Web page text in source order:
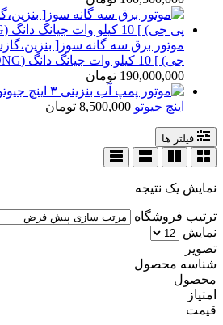
موتور برق سه گانه سوز[
جی) ] 10 کیلو وات جیانگ دانگ (JIANG DONG)
190,000,000 تومان
اینچ جیوتو 8,500,000 تومان
فیلتر ها
نمایش یک نتیجه
ترتیب فروشگاه
نمایش
تصویر
شناسه محصول
محصول
امتیاز
قیمت